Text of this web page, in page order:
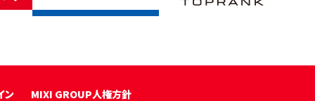
ン MIXI GROUP人権方針